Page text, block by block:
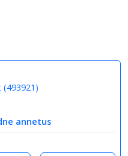
(493921 )
annetus